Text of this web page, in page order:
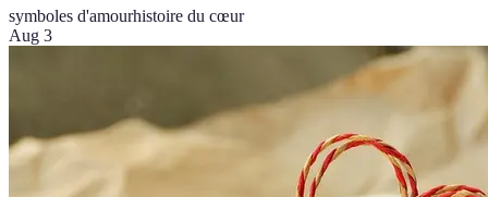
symboles d'amourhistoire du cœur
Aug 3